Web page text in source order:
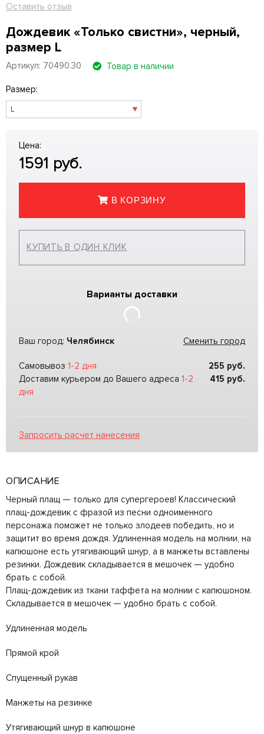
Оставить отзыв
Дождевик «Только свистни», черный,
размер L
Артикул: 70490.30 Товар в наличии
Размер:
Цена:
1591 руб.
В КОРЗИНУ
КУПИТЬ В ОДИН КЛИК
Варианты доставки
Ваш город: Челябинск Сменить город
Самовывоз 1-2 дня 255 руб.
Доставим курьером до Вашего адреса 1-2
дня
415 руб.
Запросить расчет нанесения
ОПИСАНИЕ
Черный плащ — только для супергероев! Классический
плащ-дождевик с фразой из песни одноименного
персонажа поможет не только злодеев победить, но и
защитит во время дождя. Удлиненная модель на молнии, на
капюшоне есть утягивающий шнур, а в манжеты вставлены
резинки. Дождевик складывается в мешочек — удобно
брать с собой.
Плащ-дождевик из ткани таффета на молнии с капюшоном.
Складывается в мешочек — удобно брать с собой.
Удлиненная модель
Прямой крой
Спущенный рукав
Манжеты на резинке
Утягивающий шнур в капюшоне